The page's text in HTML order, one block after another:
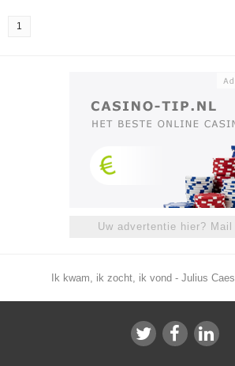
1
Uw advertentie hier? Mail
Ik kwam, ik zocht, ik vond - Julius